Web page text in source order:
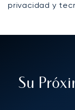
privacidad y
Su